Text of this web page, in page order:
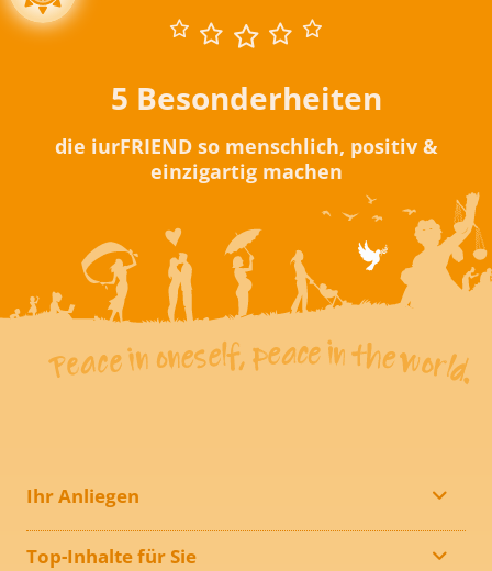
5 Besonderheiten
die iurFRIEND so menschlich, positiv &
einzigartig machen
Ihr Anliegen
Top-Inhalte für Sie